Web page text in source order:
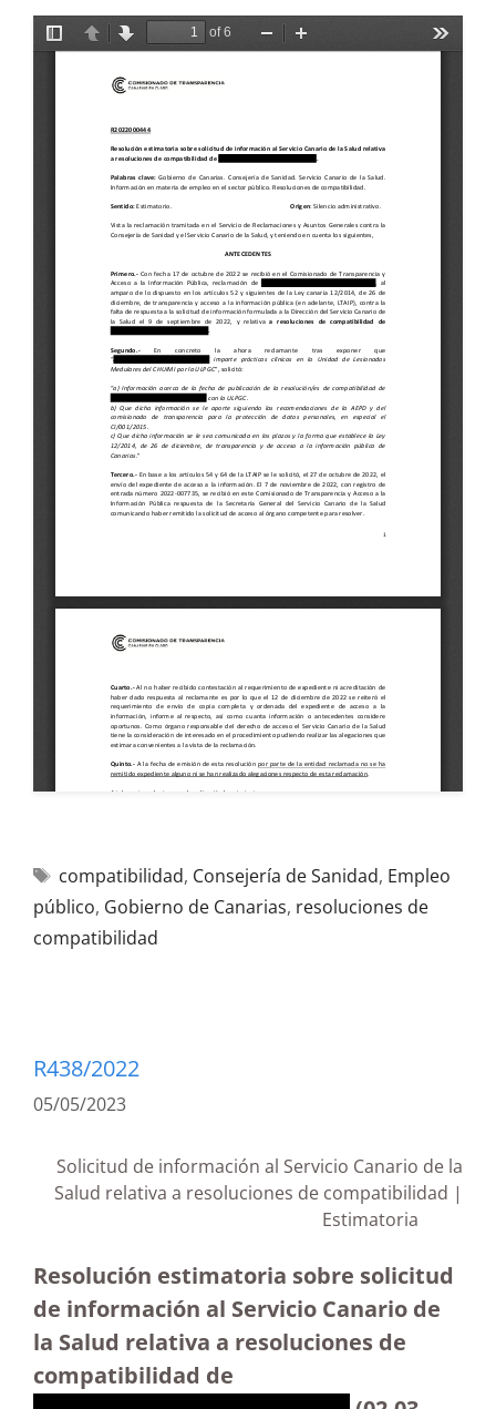
compatibilidad, Consejería de Sanidad, Empleo
público, Gobierno de Canarias, resoluciones de
compatibilidad
R438/2022
05/05/2023
Solicitud de información al Servicio Canario de la
Salud relativa a resoluciones de compatibilidad |
Estimatoria
Resolución estimatoria sobre solicitud
de información al Servicio Canario de
la Salud relativa a resoluciones de
compatibilidad de